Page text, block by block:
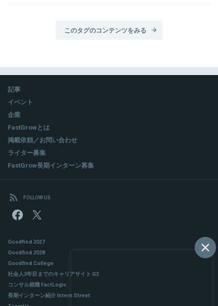
このタグのコンテンツをみる
記事
イベント
企業
FastGrowとは
掲載依頼／お問い合わせ
ライター募集
FastGrow長期インターン募集
FOLLOW US
Goodfind 2027
Goodfind 2028
Goodfind College
社会人3年目までのキャリアサイト G3
コンサル就職 FactLogic
長期インターン紹介 Intern Street